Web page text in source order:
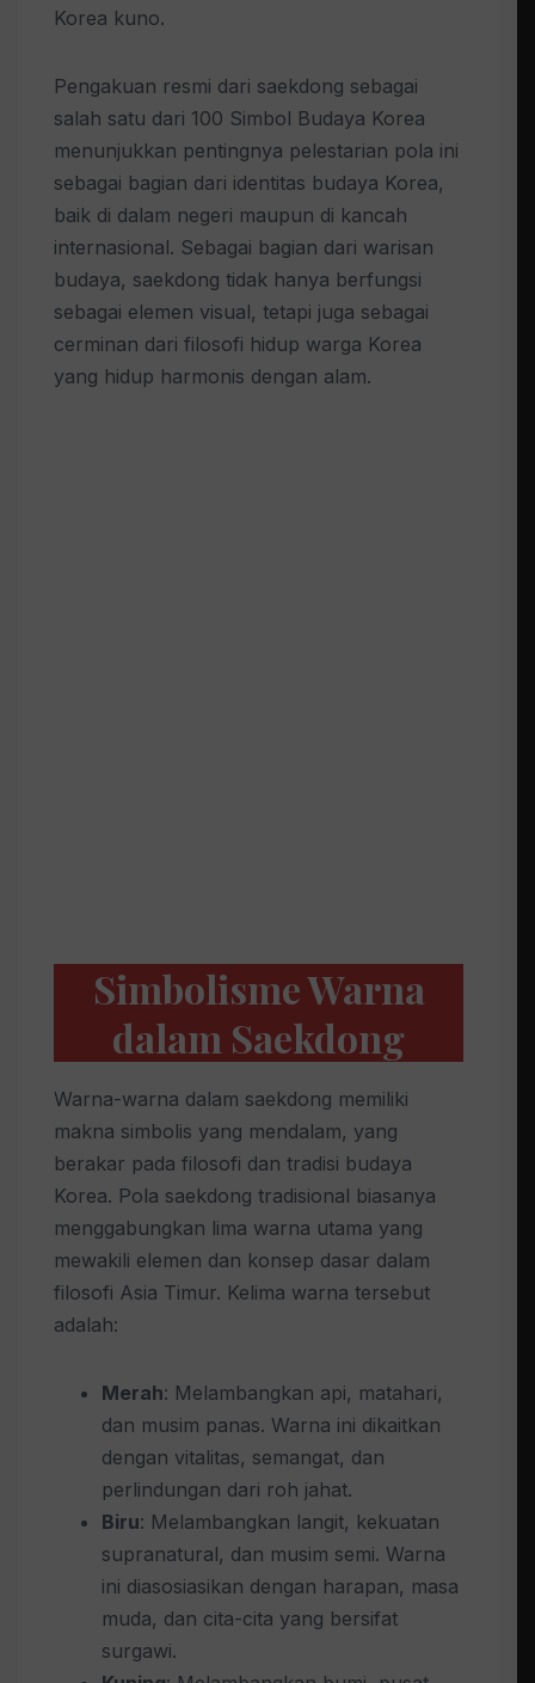
Korea kuno.
Pengakuan resmi dari saekdong sebagai
salah satu dari 100 Simbol Budaya Korea
menunjukkan pentingnya pelestarian pola ini
sebagai bagian dari identitas budaya Korea,
baik di dalam negeri maupun di kancah
internasional. Sebagai bagian dari warisan
budaya, saekdong tidak hanya berfungsi
sebagai elemen visual, tetapi juga sebagai
cerminan dari filosofi hidup warga Korea
yang hidup harmonis dengan alam.
Simbolisme Warna
dalam Saekdong
Warna-warna dalam saekdong memiliki
makna simbolis yang mendalam, yang
berakar pada filosofi dan tradisi budaya
Korea. Pola saekdong tradisional biasanya
menggabungkan lima warna utama yang
mewakili elemen dan konsep dasar dalam
filosofi Asia Timur. Kelima warna tersebut
adalah:
Merah: Melambangkan api, matahari,
dan musim panas. Warna ini dikaitkan
dengan vitalitas, semangat, dan
perlindungan dari roh jahat.
Biru: Melambangkan langit, kekuatan
supranatural, dan musim semi. Warna
ini diasosiasikan dengan harapan, masa
muda, dan cita-cita yang bersifat
surgawi.